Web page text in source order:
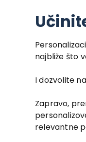
najbliže što
I dozvolite
Zapravo,
relevantne